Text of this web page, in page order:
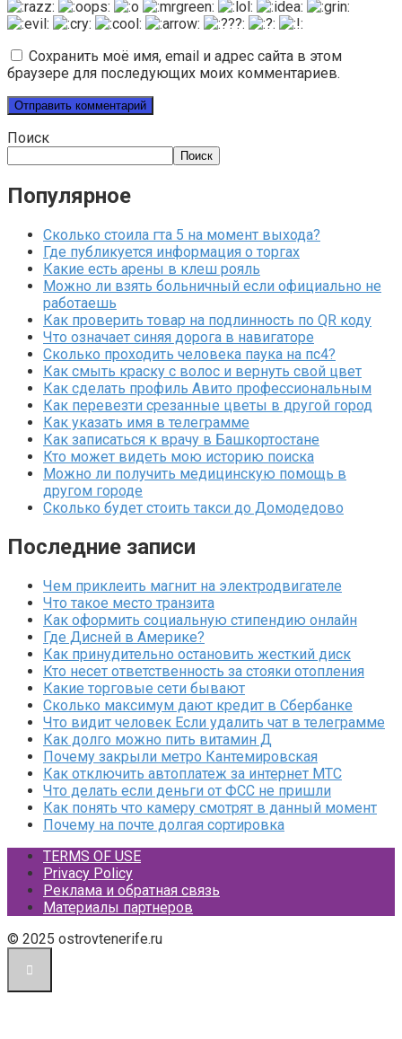
Сохранить моё имя, email и адрес сайта в этом
браузере для последующих моих комментариев.
Поиск
Поиск
Популярное
Сколько стоила гта 5 на момент выхода?
Где публикуется информация о торгах
Какие есть арены в клеш рояль
Можно ли взять больничный если официально не
работаешь
Как проверить товар на подлинность по QR коду
Что означает синяя дорога в навигаторе
Сколько проходить человека паука на пс4?
Как смыть краску с волос и вернуть свой цвет
Как сделать профиль Авито профессиональным
Как перевезти срезанные цветы в другой город
Как указать имя в телеграмме
Как записаться к врачу в Башкортостане
Кто может видеть мою историю поиска
Можно ли получить медицинскую помощь в
другом городе
Сколько будет стоить такси до Домодедово
Последние записи
Чем приклеить магнит на электродвигателе
Что такое место транзита
Как оформить социальную стипендию онлайн
Где Дисней в Америке?
Как принудительно остановить жесткий диск
Кто несет ответственность за стояки отопления
Какие торговые сети бывают
Сколько максимум дают кредит в Сбербанке
Что видит человек Если удалить чат в телеграмме
Как долго можно пить витамин Д
Почему закрыли метро Кантемировская
Как отключить автоплатеж за интернет МТС
Что делать если деньги от ФСС не пришли
Как понять что камеру смотрят в данный момент
Почему на почте долгая сортировка
TERMS OF USE
Privacy Policy
Реклама и обратная связь
Материалы партнеров
© 2025 ostrovtenerife.ru